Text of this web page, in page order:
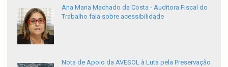
Ana Maria Machado da Costa - Auditora Fiscal do
Trabalho fala sobre acessibilidade
Nota de Apoio da AVESOL à Luta pela Preservação